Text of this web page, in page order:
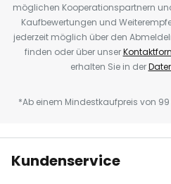
möglichen Kooperationspartnern
Kaufbewertungen und
jederzeit möglich über den
finden oder über unser
erhalten Sie in der
*Ab einem Mindestkaufpreis von
Kundenservice